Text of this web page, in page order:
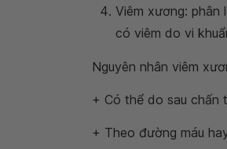
Viêm xương: phân
có viêm do vi
Nguyên nhân viêm
+ Có thể do sau chấn
+ Theo đường máu